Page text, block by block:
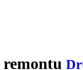
remontu